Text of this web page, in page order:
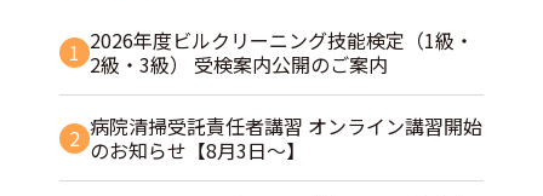
1 2026年度ビルクリーニング技能検定（1級・
2級・3級） 受検案内公開のご案内
2 病院清掃受託責任者講習 オンライン講習開始
のお知らせ【8月3日～】